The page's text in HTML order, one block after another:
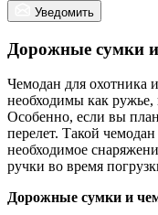
Уведомить
Дорожные сумки
Чемодан для охотника
необходимы как
Особенно, если вы
перелет. Такой
необходимое
ручки во время
Дорожные сумки и